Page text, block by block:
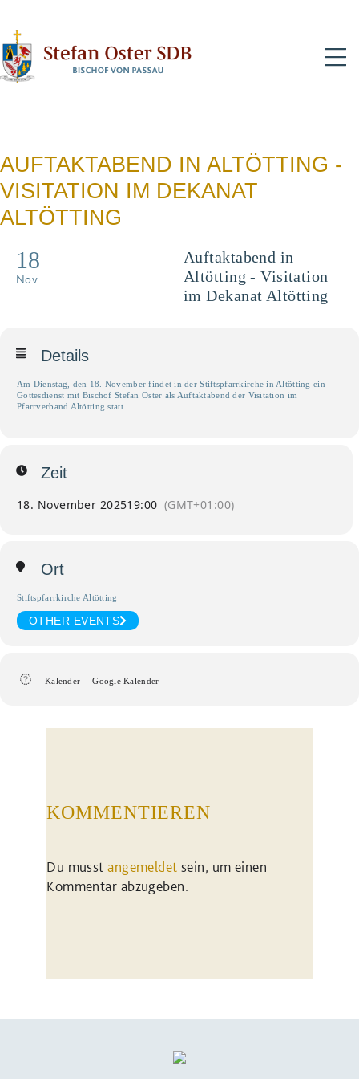
AUFTAKTABEND IN ALTÖTTING -
VISITATION IM DEKANAT
ALTÖTTING
18
Nov
Auftaktabend in
Altötting - Visitation
im Dekanat Altötting
Details
Am Dienstag, den 18. November findet in der Stiftspfarrkirche in Altötting ein
Gottesdienst mit Bischof Stefan Oster als Auftaktabend der Visitation im
Pfarrverband Altötting statt.
Zeit
18. November 202519:00 (GMT+01:00)
Ort
Stiftspfarrkirche Altötting
OTHER EVENTS
Kalender Google Kalender
KOMMENTIEREN
Du musstangemeldet sein, um einen
Kommentar abzugeben.